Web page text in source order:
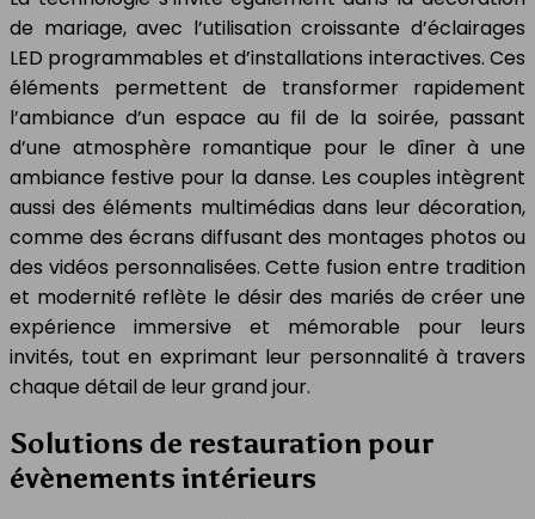
de mariage, avec l’utilisation croissante d’éclairages
LED programmables et d’installations interactives. Ces
éléments permettent de transformer rapidement
l’ambiance d’un espace au fil de la soirée, passant
d’une atmosphère romantique pour le dîner à une
ambiance festive pour la danse. Les couples intègrent
aussi des éléments multimédias dans leur décoration,
comme des écrans diffusant des montages photos ou
des vidéos personnalisées. Cette fusion entre tradition
et modernité reflète le désir des mariés de créer une
expérience immersive et mémorable pour leurs
invités, tout en exprimant leur personnalité à travers
chaque détail de leur grand jour.
Solutions de restauration pour
évènements intérieurs